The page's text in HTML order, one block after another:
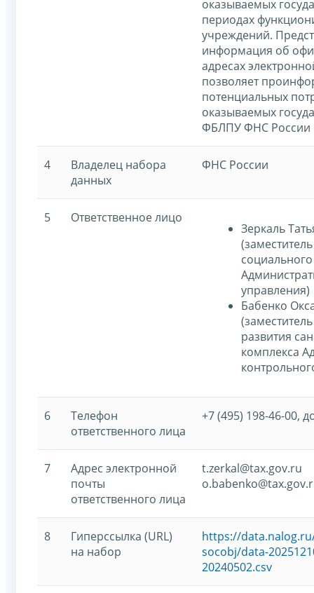
оказываемых
периодах
учреждений.
информация об
адресах
позволяет
потенциальных
оказываемых
ФБЛПУ ФНС
4
Владелец набора
данных
ФНС России
5 Ответственное лицо
Зеркаль
управления)
Бабенко
развития
комплекса
6
Телефон
ответственного лица
+7 (495) 198-46-00,
7
Адрес электронной
почты
ответственного лица
t.zerkal@tax.gov.ru
8
Гиперссылка (URL)
на набор
https://
socobj/data-
20240502.csv